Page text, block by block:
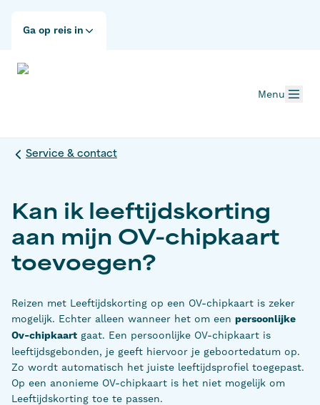
Ga op reis in
Menu
Service & contact
Kan ik leeftijdskorting
aan mijn OV-chipkaart
toevoegen?
Reizen met Leeftijdskorting op een OV-chipkaart is zeker
mogelijk. Echter alleen wanneer het om een persoonlijke
Ov-chipkaart gaat. Een persoonlijke OV-chipkaart is
leeftijdsgebonden, je geeft hiervoor je geboortedatum op.
Zo wordt automatisch het juiste leeftijdsprofiel toegepast.
Op een anonieme OV-chipkaart is het niet mogelijk om
Leeftijdskorting toe te passen.